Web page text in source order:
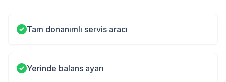
Tam donanımlı servis aracı
Yerinde balans ayarı